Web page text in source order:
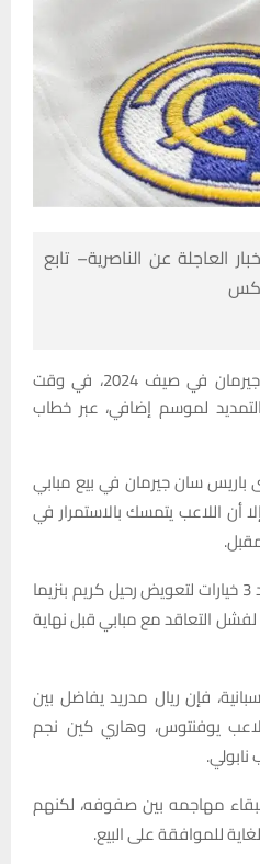
العاجلة عن الناصرية– تابع
وينتهي عقد مبابي مع سان جيرمان في صيف 2024، في وقت
لموسم إضافي، عبر خطاب
سان جيرمان في بيع مبابي
أن اللاعب يتمسك بالاستمرار في
وبناء على ذلك، وضع ريال مدريد 3 خيارات لتعويض رحيل كريم بنزيما
التعاقد مع مبابي قبل نهاية
فإن ريال مدريد يفاضل بين
يوفنتوس، وهاري كين نجم
مهاجمه بين صفوفه، لكنهم
للموافقة على البيع.